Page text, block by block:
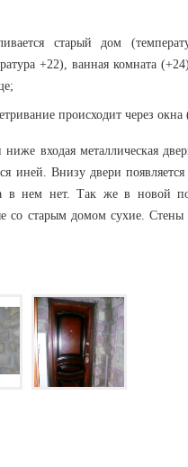
старый дом
+22), ванная комната
происходит через
входая металлическая
иней. Внизу двери
в нем нет. Так же в новой
со старым домом сухие. Стены